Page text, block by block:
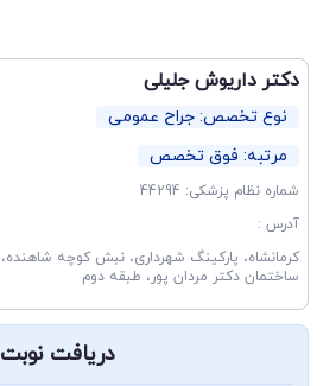
دکتر داریوش جلیلی
نوع تخصص: جراح عمومی
مرتبه: فوق تخصص
شماره نظام پزشکی: 44294
آدرس :
کرمانشاه، پارکینگ شهرداری، نبش کوچه شاهنده،
ساختمان دکتر مردان پور، طبقه دوم
دریافت نوبت